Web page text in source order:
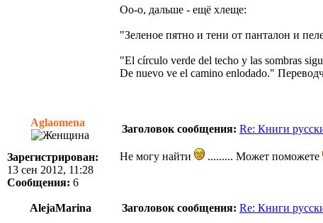
Оо-о, дальше - ещё хлеще:
"Зеленое пятно и тени от панталон и
"El círculo verde del techo y las sombras
De nuevo ve el camino enlodado."
Aglaomena
Заголовок сообщения: Re: Книги
Зарегистрирован:
13 сен 2012, 11:28
Сообщения: 6
Не могу найти ......... Может поможете
AlejaMarina Заголовок сообщения: Re: Книги